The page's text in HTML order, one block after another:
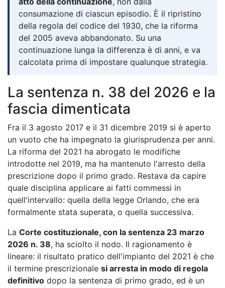
consumazione di ciascun episodio. È il ripristino
della regola del codice del 1930, che la riforma
del 2005 aveva abbandonato. Su una
continuazione lunga la differenza è di anni, e va
calcolata prima di impostare qualunque strategia.
La sentenza n. 38 del 2026 e la
fascia dimenticata
Fra il 3 agosto 2017 e il 31 dicembre 2019 si è aperto
un vuoto che ha impegnato la giurisprudenza per anni.
La riforma del 2021 ha abrogato le modifiche
introdotte nel 2019, ma ha mantenuto l'arresto della
prescrizione dopo il primo grado. Restava da capire
quale disciplina applicare ai fatti commessi in
quell'intervallo: quella della legge Orlando, che era
formalmente stata superata, o quella successiva.
La Corte costituzionale, con la sentenza 23 marzo
2026 n. 38, ha sciolto il nodo. Il ragionamento è
lineare: il risultato pratico dell'impianto del 2021 è che
il termine prescrizionale si arresta in modo di regola
definitivo dopo la sentenza di primo grado, ed è un